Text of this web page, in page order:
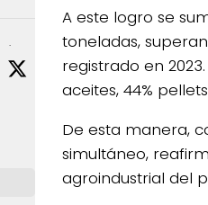
A este logro se
toneladas,
registrado en
aceites, 44%
De esta manera,
simultáneo,
agroindustrial del
·